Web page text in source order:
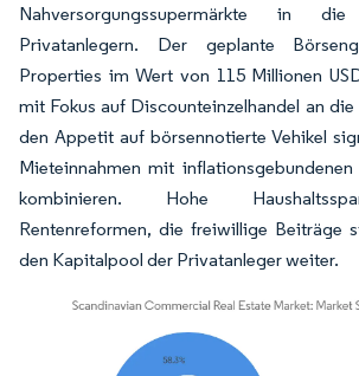
Nahversorgungssupermärkte in
Privatanlegern. Der geplante
Properties im Wert von 115 Millionen
mit Fokus auf Discounteinzelhandel an
den Appetit auf börsennotierte Vehikel
Mieteinnahmen mit inflationsgebundenen
kombinieren. Hohe
Rentenreformen, die freiwillige Beiträge
den Kapitalpool der Privatanleger weiter.